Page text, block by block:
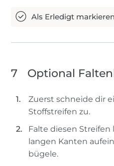
7 Optional
Zuerst schneide dir
Stoffstreifen zu.
Falte diesen Streifen
langen Kanten
bügele.